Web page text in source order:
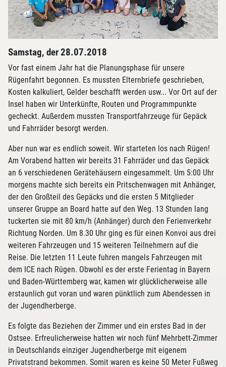
Samstag, der 28.07.2018
Vor fast einem Jahr hat die Planungsphase für unsere
Rügenfahrt begonnen. Es mussten Elternbriefe geschrieben,
Kosten kalkuliert, Gelder beschafft werden usw... Vor Ort auf der
Insel haben wir Unterkünfte, Routen und Programmpunkte
gecheckt. Außerdem mussten Transportfahrzeuge für Gepäck
und Fahrräder besorgt werden.
Aber nun war es endlich soweit. Wir starteten los nach Rügen!
Am Vorabend hatten wir bereits 31 Fahrräder und das Gepäck
an 6 verschiedenen Gerätehäusern eingesammelt. Um 5:00 Uhr
morgens machte sich bereits ein Pritschenwagen mit Anhänger,
der den Großteil des Gepäcks und die ersten 5 Mitglieder
unserer Gruppe an Board hatte auf den Weg. 13 Stunden lang
tuckerten sie mit 80 km/h (Anhänger) durch den Ferienverkehr
Richtung Norden. Um 8.30 Uhr ging es für einen Konvoi aus drei
weiteren Fahrzeugen und 15 weiteren Teilnehmern auf die
Reise. Die letzten 11 Leute fuhren mangels Fahrzeugen mit
dem ICE nach Rügen. Obwohl es der erste Ferientag in Bayern
und Baden-Württemberg war, kamen wir glücklicherweise alle
erstaunlich gut voran und waren pünktlich zum Abendessen in
der Jugendherberge.
Es folgte das Beziehen der Zimmer und ein erstes Bad in der
Ostsee. Erfreulicherweise hatten wir noch fünf Mehrbett-Zimmer
in Deutschlands einziger Jugendherberge mit eigenem
Privatstrand bekommen. Somit waren es keine 50 Meter Fußweg